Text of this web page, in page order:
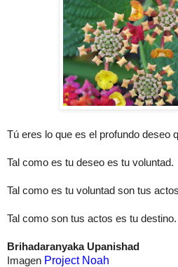
Tú eres lo que es el profundo deseo
Tal como es tu deseo es tu voluntad.
Tal como es tu voluntad son tus
Tal como son tus actos es tu destino.
Brihadaranyaka Upanishad
Imagen Project Noah